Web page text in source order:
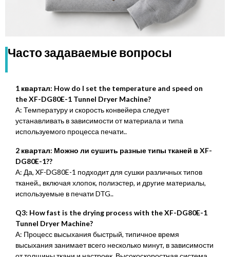
Часто задаваемые вопросы
1 квартал: How do I set the temperature and speed on
the XF-DG80E-1 Tunnel Dryer Machine?
А: Температуру и скорость конвейера следует
устанавливать в зависимости от материала и типа
используемого процесса печати..
2 квартал: Можно ли сушить разные типы тканей в XF-
DG80E-1??
А: Да, XF-DG80E-1 подходит для сушки различных типов
тканей., включая хлопок, полиэстер, и другие материалы,
используемые в печати DTG..
Q3: How fast is the drying process with the XF-DG80E-1
Tunnel Dryer Machine?
А: Процесс высыхания быстрый, типичное время
высыхания занимает всего несколько минут, в зависимости